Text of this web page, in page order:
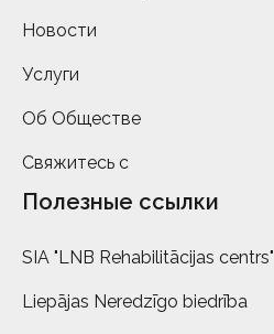
Новости
Услуги
Об Обществе
Свяжитесь с
Полезные ссылки
SIA "LNB Rehabilitācijas centrs"
Liepājas Neredzīgo biedrība